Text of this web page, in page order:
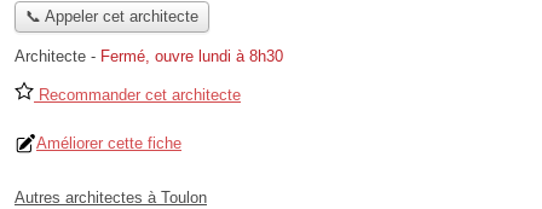
📞 Appeler cet architecte
Architecte - Fermé, ouvre lundi à 8h30
Recommander cet architecte
Améliorer cette fiche
Autres architectes à Toulon